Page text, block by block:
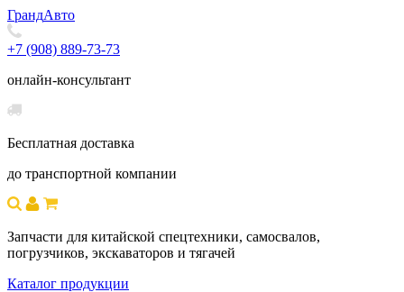
ГрандАвто
+7 (908) 889-73-73
онлайн-консультант
Бесплатная доставка
до транспортной компании
Запчасти для китайской спецтехники, самосвалов,
погрузчиков, экскаваторов и тягачей
Каталог продукции